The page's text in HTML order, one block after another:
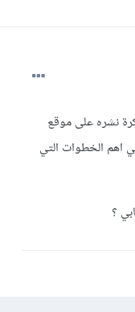
نشره على موقع
اهم الخطوات التي
؟